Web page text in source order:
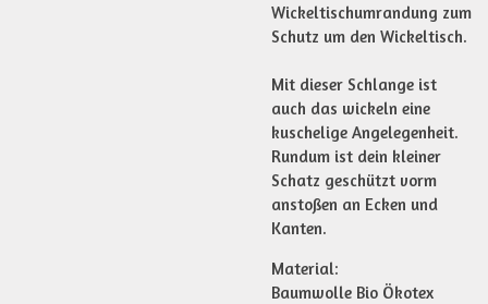
Wickeltischumrandung zum
Schutz um den Wickeltisch.
Mit dieser Schlange ist
auch das wickeln eine
kuschelige Angelegenheit.
Rundum ist dein kleiner
Schatz geschützt vorm
anstoßen an Ecken und
Kanten.
Material:
Baumwolle Bio Ökotex